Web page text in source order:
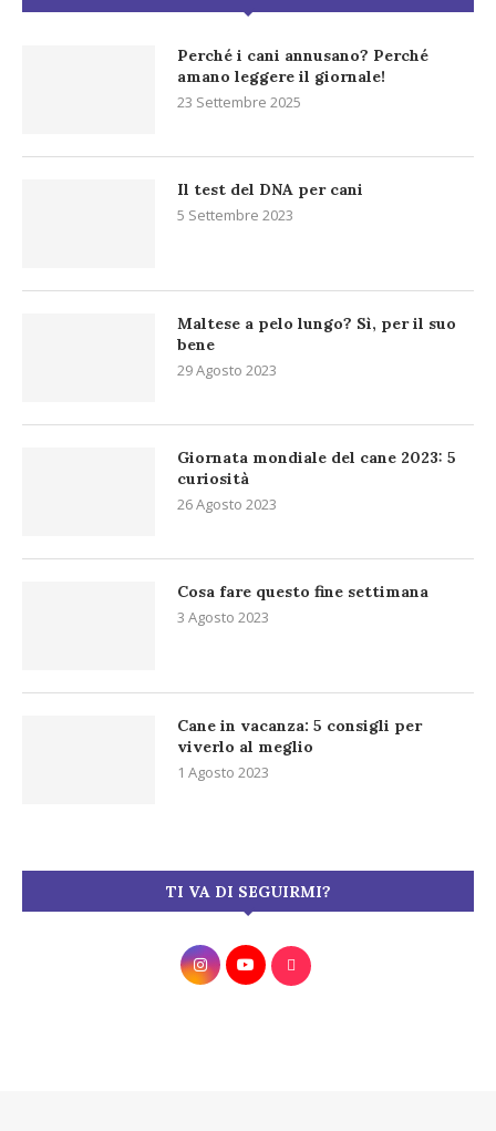
Perché i cani annusano? Perché
amano leggere il giornale!
23 Settembre 2025
Il test del DNA per cani
5 Settembre 2023
Maltese a pelo lungo? Sì, per il suo
bene
29 Agosto 2023
Giornata mondiale del cane 2023: 5
curiosità
26 Agosto 2023
Cosa fare questo fine settimana
3 Agosto 2023
Cane in vacanza: 5 consigli per
viverlo al meglio
1 Agosto 2023
TI VA DI SEGUIRMI?